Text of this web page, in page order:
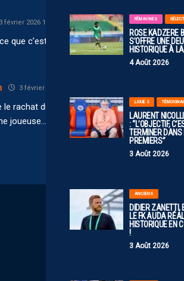
FÉMININES
ROSE KADZERE
S’OFFRE UNE
HISTORIQUE À
4 Août 2026
LIGUE 2
LAURENT
: “L’OBJECTIF,
TERMINER DANS
PREMIERS”
3 Août 2026
ANCIENS
DIDIER ZANETTI,
LE FK AUDA
HISTORIQUE EN
!
3 Août 2026
3 février 2026 15:55
que c’est poussif…
3 février 2026 15:36
le rachat du club allait permettre de renforcer
joueuse… ça sent la ligue 2 pour elles aussi